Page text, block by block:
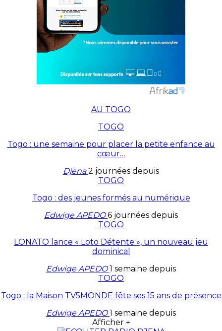
AU TOGO
TOGO
Togo : une semaine pour placer la petite enfance au
cœur…
Djena2 journées depuis
TOGO
Togo : des jeunes formés au numérique
Edwige APEDO6 journées depuis
TOGO
LONATO lance « Loto Détente », un nouveau jeu
dominical
Edwige APEDO1 semaine depuis
TOGO
Togo : la Maison TV5MONDE fête ses 15 ans de présence
Edwige APEDO1 semaine depuis
Afficher +